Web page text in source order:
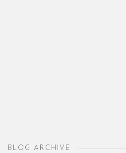
BLOG ARCHIVE